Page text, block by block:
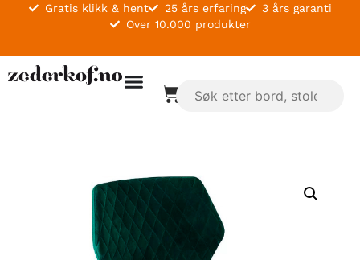
Gratis klikk & hent 25 års erfaring
3 års garanti
Over 10.000 produkter